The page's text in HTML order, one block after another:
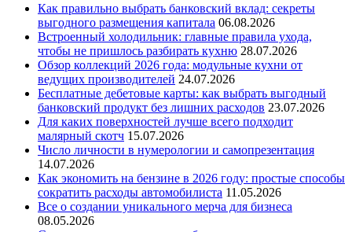
Как правильно выбрать банковский вклад: секреты
выгодного размещения капитала 06.08.2026
Встроенный холодильник: главные правила ухода,
чтобы не пришлось разбирать кухню 28.07.2026
Обзор коллекций 2026 года: модульные кухни от
ведущих производителей 24.07.2026
Бесплатные дебетовые карты: как выбрать выгодный
банковский продукт без лишних расходов 23.07.2026
Для каких поверхностей лучше всего подходит
малярный скотч 15.07.2026
Число личности в нумерологии и самопрезентация
14.07.2026
Как экономить на бензине в 2026 году: простые способы
сократить расходы автомобилиста 11.05.2026
Все о создании уникального мерча для бизнеса
08.05.2026